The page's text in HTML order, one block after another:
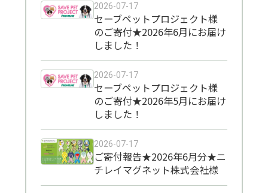
2026-07-17
セーブペットプロジェクト様
のご寄付★2026年6月にお届け
しました！
2026-07-17
セーブペットプロジェクト様
のご寄付★2026年5月にお届け
しました！
2026-07-17
ご寄付報告★2026年6月分★ニ
チレイマグネット株式会社様